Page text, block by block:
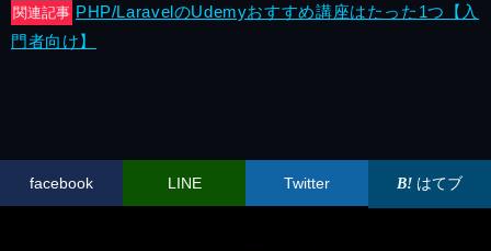
関連記事 PHP/LaravelのUdemyおすすめ講座はたった1つ【入
門者向け】
facebook LINE Twitter はてブ